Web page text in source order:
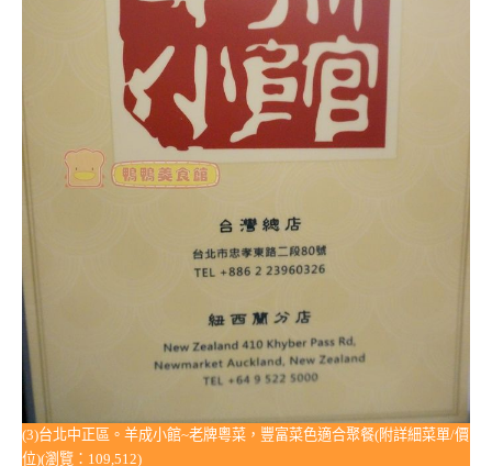
(3)台北中正區。羊成小館~老牌粵菜，豐富菜色適合聚餐(附詳細菜單/價
位)(瀏覽：109,512)